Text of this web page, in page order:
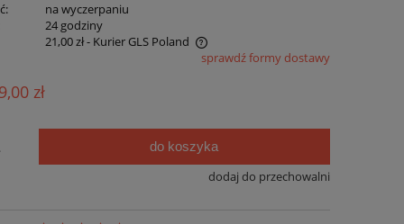
na wyczerpaniu
24 godziny
21,00 zł- Kurier GLS Poland
sprawdź formy dostawy
zł
do koszyka
dodaj do przechowalni